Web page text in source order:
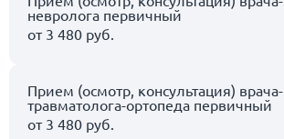
невролога первичный
от 3 480 руб.
Прием (осмотр, консультация) врача-
травматолога-ортопеда первичный
от 3 480 руб.